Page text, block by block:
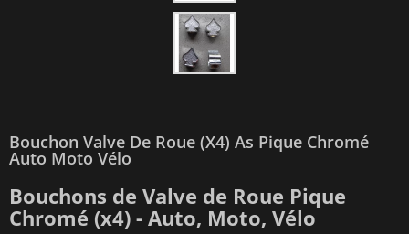
Bouchon Valve De Roue (x4) As Pique Chromé
Auto Moto Vélo
Bouchons de Valve de Roue Pique
Chromé (x4) - Auto, Moto, Vélo